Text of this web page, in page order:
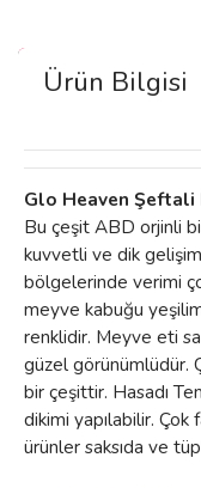
Ürün Bilgisi
Glo Heaven Şeftali
Bu çeşit ABD orjinli
kuvvetli ve dik
bölgelerinde verimi
meyve kabuğu
renklidir. Meyve eti
güzel görünümlüdür.
bir çeşittir. Hasadı
dikimi yapılabilir.
ürünler saksıda ve